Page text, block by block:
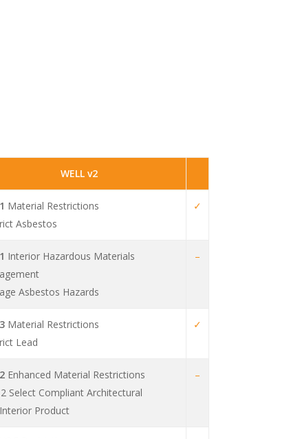
WELL v2
Material Restrictions
Asbestos
✓
Interior Hazardous Materials
Asbestos Hazards
–
Material Restrictions
Lead
✓
Enhanced Material Restrictions
Select Compliant Architectural
Product
–